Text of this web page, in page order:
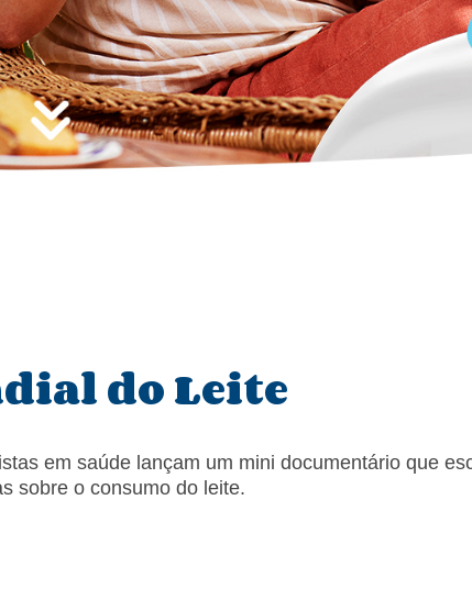
do Leite
em saúde lançam um mini documentário que
sobre o consumo do leite.